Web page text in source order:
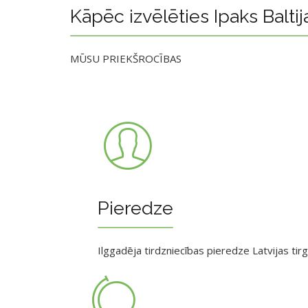
Kāpēc izvēlēties Ipaks
MŪSU PRIEKŠROCĪBAS
Pieredze
Ilggadēja tirdzniecības pieredze Latvijas